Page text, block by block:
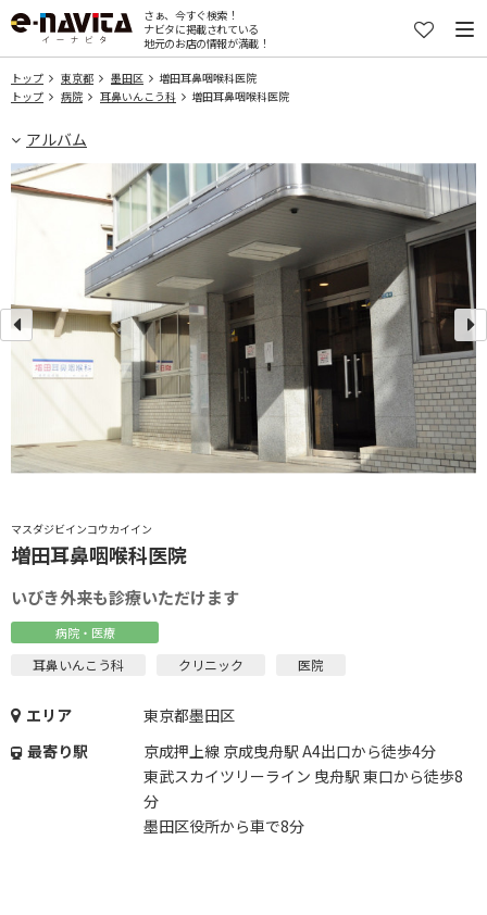
さぁ、今すぐ検索！
ナビタに掲載されている
地元のお店の情報が満載！
トップ 東京都 墨田区
増田耳鼻咽喉科医院
トップ
病院 耳鼻いんこう科 増田耳鼻咽喉科医院
アルバム
マスダジビインコウカイイン
増田耳鼻咽喉科医院
いびき外来も診療いただけます
病院・医療
耳鼻いんこう科 クリニック 医院
エリア
東京都墨田区
最寄り駅
京成押上線 京成曳舟駅 A4出口から徒歩4分
東武スカイツリーライン 曳舟駅 東口から徒歩8
分
墨田区役所から車で8分